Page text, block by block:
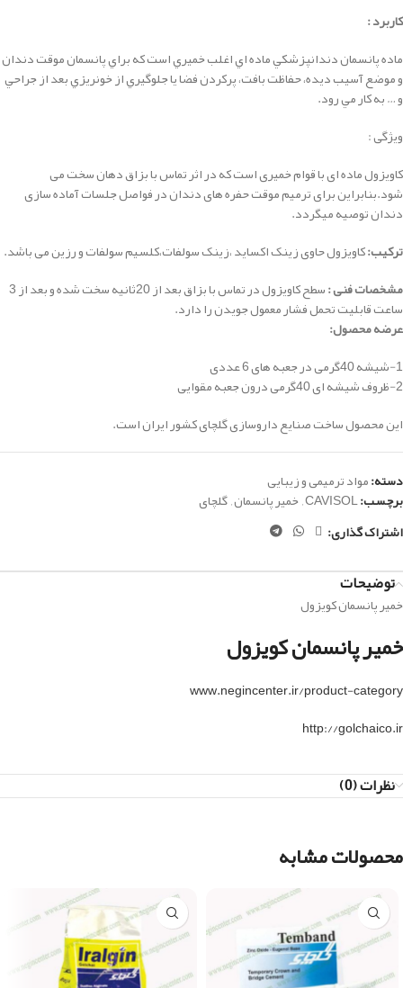
کاربرد :
ماده پانسمان دندانپزشكي ماده اي اغلب خميري است كه براي پانسمان موقت دندان
و موضع آسيب ديده، حفاظت بافت، پركردن فضا يا جلوگيري از خونريزي بعد از جراحي
و … به كار مي رود.
ویژگی :
کاویزول ماده ای با قوام خمیری است که در اثر تماس با بزاق دهان سخت می
شود.بنابراین برای ترمیم موقت حفره های دندان در فواصل جلسات آماده سازی
دندان توصیه میگردد.
ترکیب:کاویزول حاوی زینک اکساید ،زینک سولفات،کلسیم سولفات و رزین می باشد.
مشخصات فنی :
سطح کاویزول در تماس با بزاق بعد از 20ثانیه سخت شده و بعد از 3
ساعت قابلیت تحمل فشار معمول جویدن را دارد.
عرضه محصول:
1-شیشه 40گرمی در جعبه های 6 عددی
2-ظروف شیشه ای 40گرمی درون جعبه مقوایی
این محصول ساخت صنایع داروسازی گلچای کشور ایران است.
دسته:مواد ترمیمی و زیبایی
برچسب:CAVISOL
,خمیر پانسمان,گلچای
اشتراک گذاری:
توضیحات
خمیر پانسمان کویزول
خمیر پانسمان کویزول
www.negincenter.ir/product-category
http://golchaico.ir
نظرات (0)
محصولات مشابه